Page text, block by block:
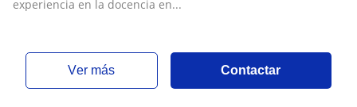
experiencia en la docencia en...
ver más Contactar